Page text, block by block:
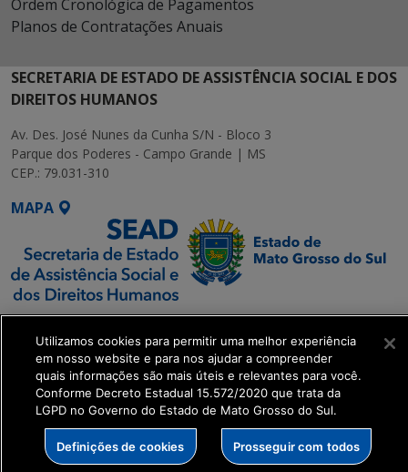
Ordem Cronológica de Pagamentos
Planos de Contratações Anuais
SECRETARIA DE ESTADO DE ASSISTÊNCIA SOCIAL E DOS
DIREITOS HUMANOS
Av. Des. José Nunes da Cunha S/N - Bloco 3
Parque dos Poderes - Campo Grande | MS
CEP.: 79.031-310
MAPA
Executiva de
Transformação Digital
get_footer();
Utilizamos cookies para permitir uma melhor experiência
em nosso website e para nos ajudar a compreender
quais informações são mais úteis e relevantes para você.
Conforme Decreto Estadual 15.572/2020 que trata da
LGPD no Governo do Estado de Mato Grosso do Sul.
Definições de cookies Prosseguir com todos